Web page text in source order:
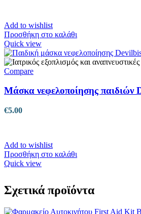
Add to wishlist
Προσθήκη στο καλάθι
Quick view
Compare
Μάσκα νεφελοποίησης παιδιών
€5.00
Add to wishlist
Προσθήκη στο καλάθι
Quick view
Σχετικά προϊόντα